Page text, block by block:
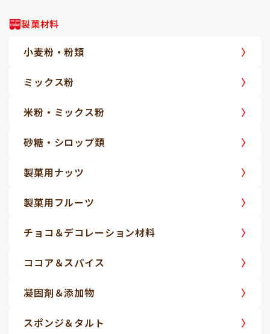
製菓材料
小麦粉・粉類
ミックス粉
米粉・ミックス粉
砂糖・シロップ類
製菓用ナッツ
製菓用フルーツ
チョコ＆デコレーション材料
ココア＆スパイス
凝固剤＆添加物
スポンジ＆タルト